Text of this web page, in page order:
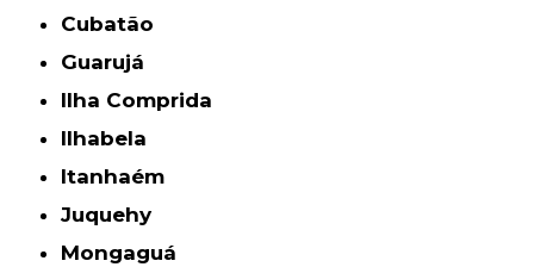
Cubatão
Guarujá
Ilha Comprida
Ilhabela
Itanhaém
Juquehy
Mongaguá